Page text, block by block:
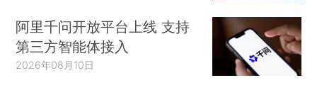
阿里千问开放平台上线 支持
第三方智能体接入
2026年08月10日